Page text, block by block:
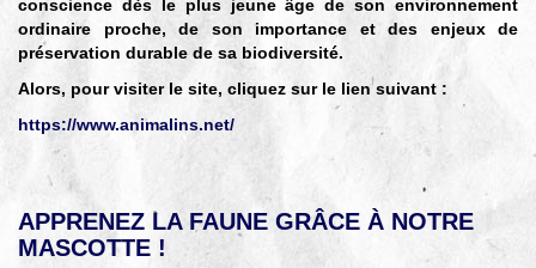
▼
pour l’environnement
Je veux devenir chasseur
▼
conscience dès le plus jeune âge de son environnement
ordinaire proche, de son importance et des enjeux de
préservation durable de sa biodiversité.
Alors, pour visiter le site, cliquez sur le lien suivant :
https://www.animalins.net/
APPRENEZ LA FAUNE GRÂCE À NOTRE
MASCOTTE !